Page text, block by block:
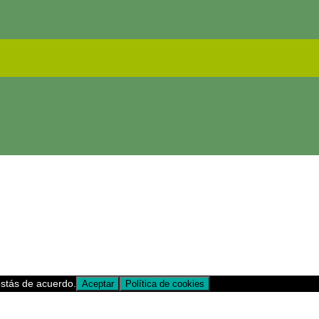
de acuerdo. Aceptar Política de cookies